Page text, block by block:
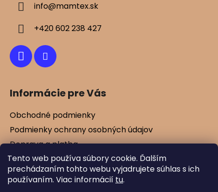
Tento web používa súbory cookie. Ďalším
prechádzaním tohto webu vyjadrujete súhlas s ich
používaním. Viac informácií tu.
info@mamtex.sk
+420 602 238 427
Informácie pre Vás
Obchodné podmienky
Podmienky ochrany osobných údajov
Doprava a platba
Kontakty
Vernostné zľavy